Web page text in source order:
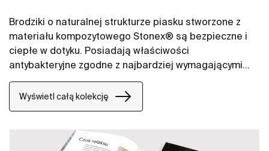
Brodziki o naturalnej strukturze piasku stworzone z
materiału kompozytowego Stonex® są bezpieczne i
ciepłe w dotyku. Posiadają właściwości
antybakteryjne zgodne z najbardziej wymagającymi
normami (UNE-EN ISO 846). Wyróżniają się
kompaktowym odpływem o dużym przepływie,
natomiast zdejmowalne sitko odpływowe, ułatwiające
przedmiotów, które wpadły do odpływu.
Wyświetl całą kolekcję